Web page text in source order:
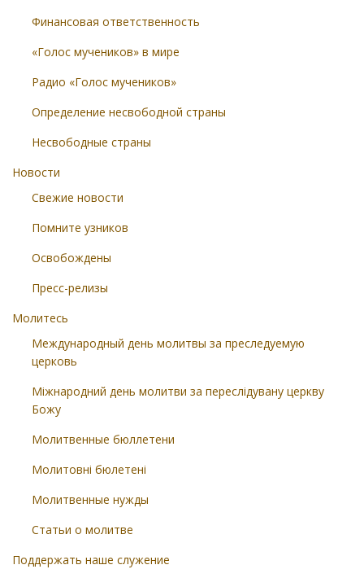
Финансовая ответственность
«Голос мучеников» в мире
Радио «Голос мучеников»
Определение несвободной страны
Несвободные страны
Новости
Свежие новости
Помните узников
Освобождены
Пресс-релизы
Молитесь
Международный день молитвы за преследуемую
церковь
Міжнародний день молитви за переслідувану церкву
Божу
Молитвенные бюллетени
Молитовні бюлетені
Молитвенные нужды
Статьи о молитве
Поддержать наше служение